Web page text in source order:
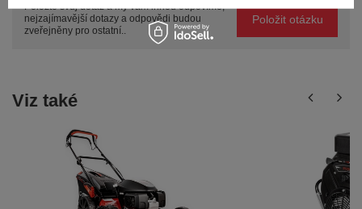
Položte svůj dotaz a my vám ihned odpovíme,
nejzajímavější dotazy a odpovědi budou
zveřejněny pro ostatní..
Položit otázku
Viz také